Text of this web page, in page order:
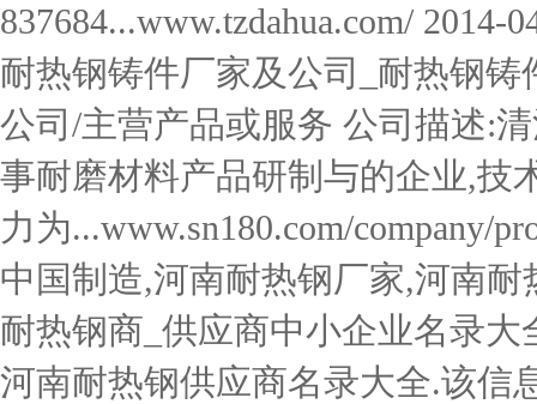
837684...www.tzdahua.com/ 2014-
耐热钢铸件厂家及公司_耐热钢
公司/主营产品或服务 公司描述:
事耐磨材料产品研制与的企业,技
力为...www.sn180.com/company/
中国制造,河南耐热钢厂家,河南
耐热钢商_供应商中小企业名录
河南耐热钢供应商名录大全.该信